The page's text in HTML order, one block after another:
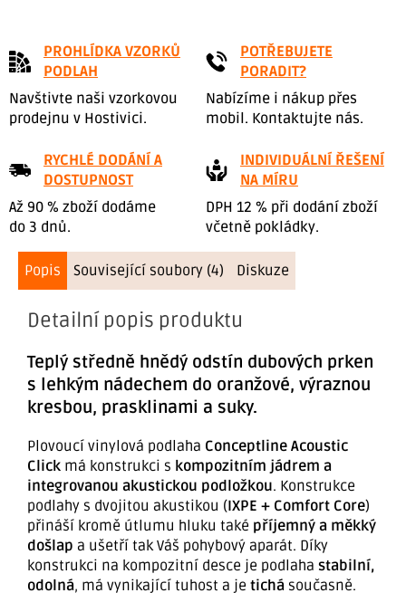
PROHLÍDKA VZORKŮ
PODLAH
Navštivte naši vzorkovou
prodejnu v Hostivici.
POTŘEBUJETE
PORADIT?
Nabízíme i nákup přes
mobil. Kontaktujte nás.
RYCHLÉ DODÁNÍ A
DOSTUPNOST
Až 90 % zboží dodáme
do 3 dnů.
INDIVIDUÁLNÍ ŘEŠENÍ
NA MÍRU
DPH 12 % při dodání zboží
včetně pokládky.
Popis Související soubory (4) Diskuze
Detailní popis produktu
Teplý středně hnědý odstín dubových prken
s lehkým nádechem do oranžové, výraznou
kresbou, prasklinami a suky.
Plovoucí vinylová podlaha Conceptline Acoustic
Click má konstrukci s kompozitním jádrem a
integrovanou akustickou podložkou. Konstrukce
podlahy s dvojitou akustikou (IXPE + Comfort Core)
přináší kromě útlumu hluku také příjemný a měkký
došlap a ušetří tak Váš pohybový aparát. Díky
konstrukci na kompozitní desce je podlaha stabilní,
odolná, má vynikající tuhost a je tichá současně.